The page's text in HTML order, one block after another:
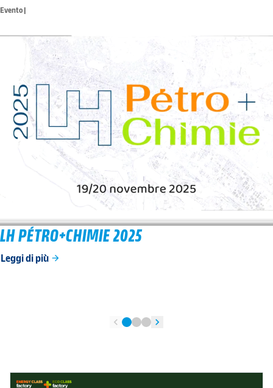
Evento |
LH PÉTRO+CHIMIE 2025
Leggi di più arrow_forward
chevron_left chevron_right